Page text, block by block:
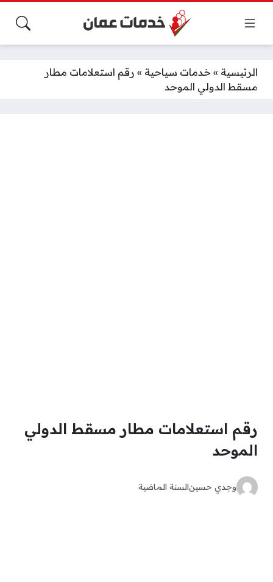
الرئيسية » خدمات سياحية » رقم استعلامات مطار
مسقط الدولي الموحد
رقم استعلامات مطار مسقط الدولي
الموحد
وجدي حسينالسنة الماضية